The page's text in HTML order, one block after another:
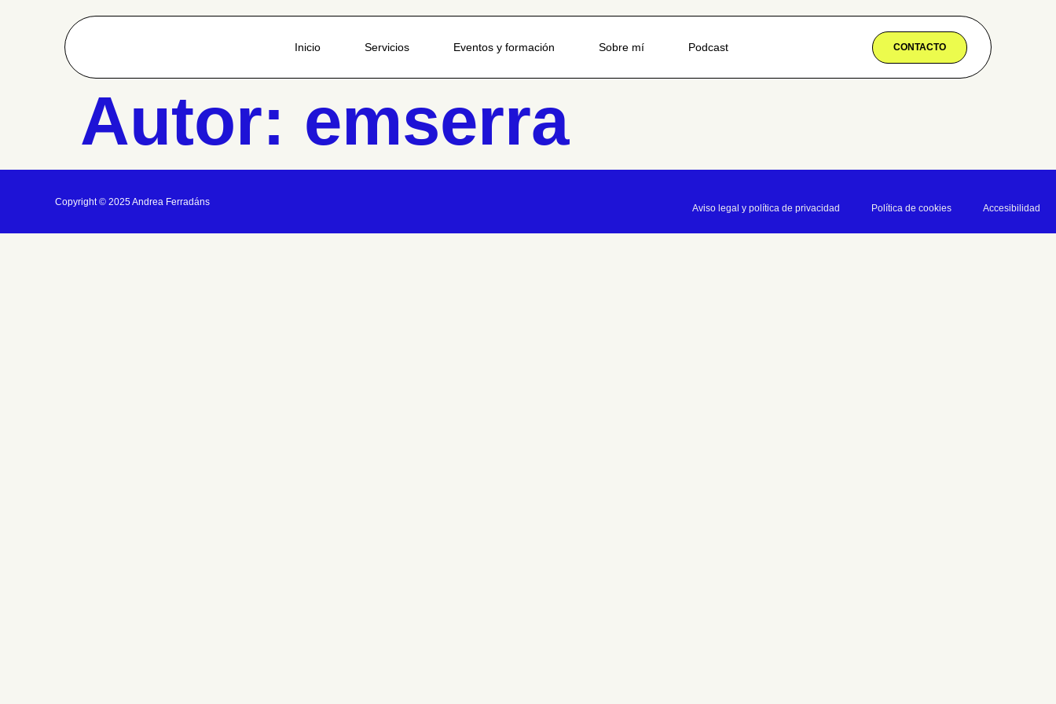
CONTACTO
Inicio Servicios Eventos y formación Sobre mí Podcast
Autor: emserra
Copyright © 2025 Andrea Ferradáns
Aviso legal y política de privacidad Política de cookies Accesibilidad